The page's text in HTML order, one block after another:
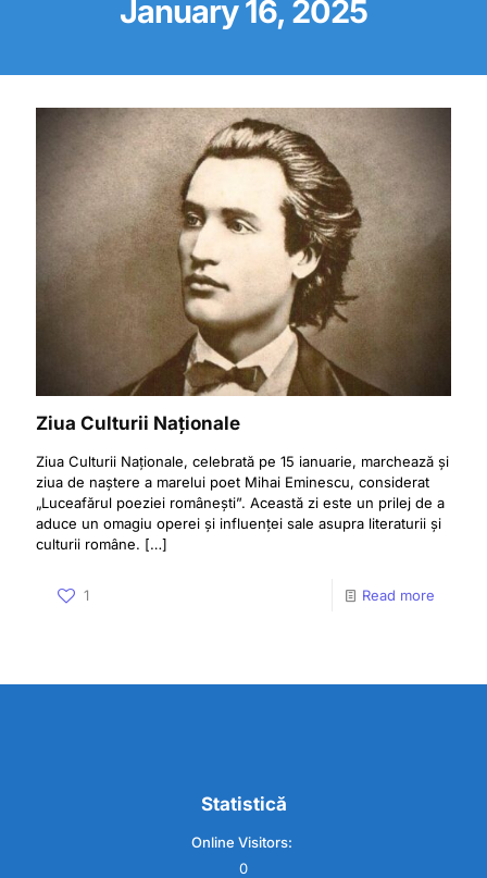
January 16, 2025
Ziua Culturii Naționale
Ziua Culturii Naționale, celebrată pe 15 ianuarie, marchează și
ziua de naștere a marelui poet Mihai Eminescu, considerat
„Luceafărul poeziei românești”. Această zi este un prilej de a
aduce un omagiu operei și influenței sale asupra literaturii și
culturii române. […]
1 Read more
Statistică
Online Visitors:
0